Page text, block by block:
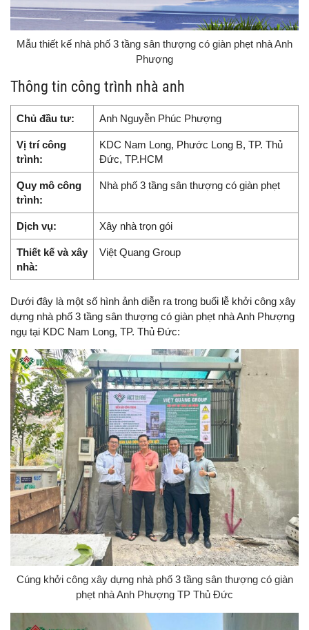
Mẫu thiết kế nhà phố 3 tầng sân thượng có giàn phẹt nhà Anh
Phượng
Thông tin công trình nhà anh
Chủ đầu tư: Anh Nguyễn Phúc Phượng
Vị trí công
trình:
KDC Nam Long, Phước Long B, TP. Thủ
Đức, TP.HCM
Quy mô công
trình:
Nhà phố 3 tầng sân thượng có giàn phẹt
Dịch vụ: Xây nhà trọn gói
Thiết kế và xây
nhà:
Việt Quang Group
Dưới đây là một số hình ảnh diễn ra trong buổi lễ khởi công xây
dựng nhà phố 3 tầng sân thượng có giàn phẹt nhà Anh Phượng
ngụ tại KDC Nam Long, TP. Thủ Đức:
Cúng khởi công xây dựng nhà phố 3 tầng sân thượng có giàn
phẹt nhà Anh Phượng TP Thủ Đức